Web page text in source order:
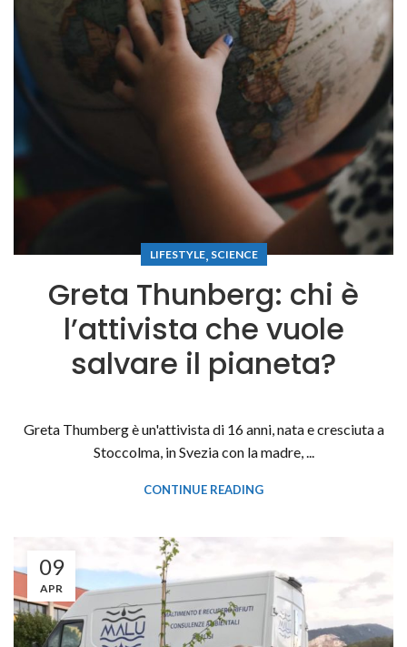
LIFESTYLE, SCIENCE
Greta Thunberg: chi è
l’attivista che vuole
salvare il pianeta?
Greta Thumberg è un'attivista di 16 anni, nata e cresciuta a
Stoccolma, in Svezia con la madre, ...
CONTINUE READING
09
APR